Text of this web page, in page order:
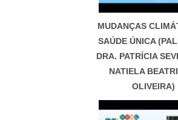
MUDANÇAS
SAÚDE ÚNICA
DRA. PATRÍCIA
NATIELA
OLIVEIRA)